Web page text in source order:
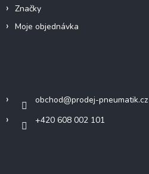
Značky
Moje objednávka
obchod@prodej-pneumatik.cz
+420 608 002 101